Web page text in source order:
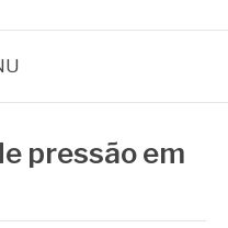
pressão em